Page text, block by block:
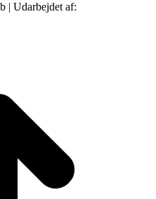
| Udarbejdet af: